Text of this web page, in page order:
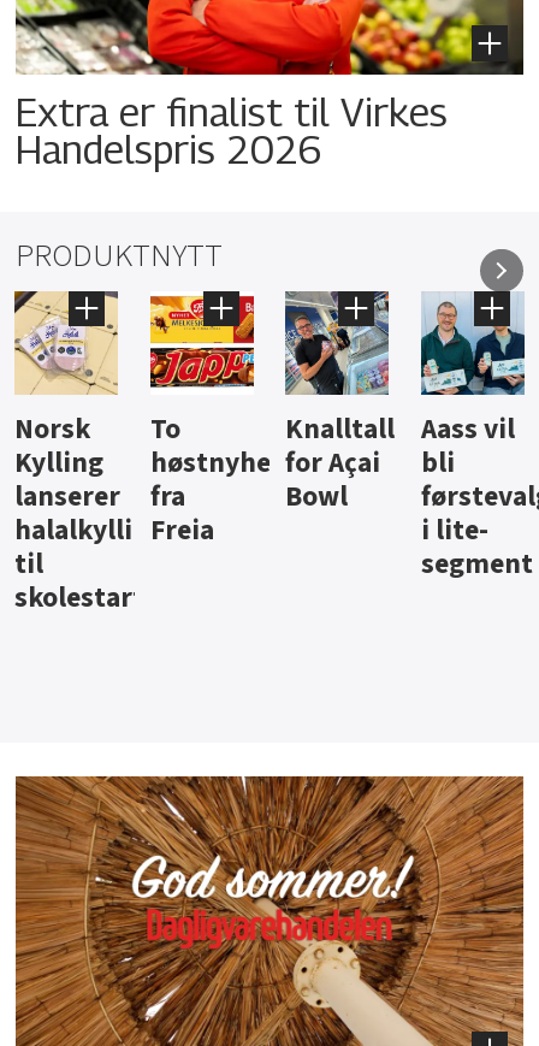
Extra er finalist til Virkes
Handelspris 2026
PRODUKTNYTT
Knalltall
for Açai
Bowl
Aass vil
bli
førstevalg
i lite-
Brus og
jus fra
Berentsen
Hard
iste fra
Hansa